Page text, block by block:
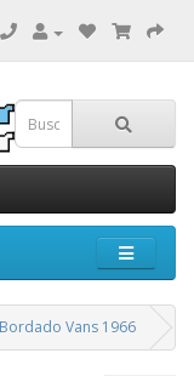
Vans 1966